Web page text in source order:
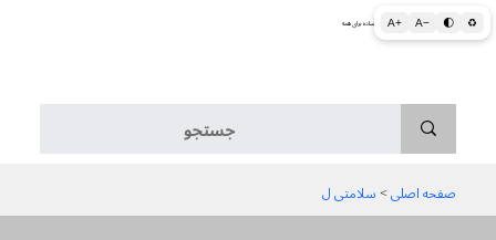
A+ A− 🌓 ♻ اطلاعات پزشکی و بهداشتی به زبان ساده برای همه
صفحه اصلی > سلامتی ل